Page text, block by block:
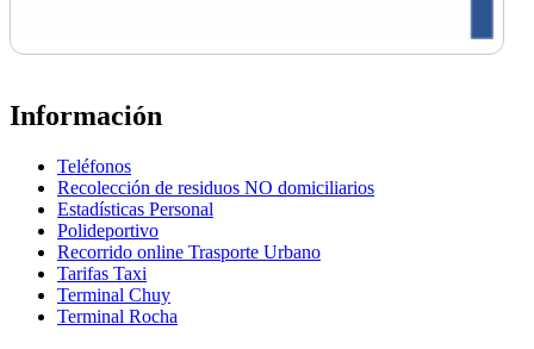
Información
Teléfonos
Recolección de residuos NO domiciliarios
Estadísticas Personal
Polideportivo
Recorrido online Trasporte Urbano
Tarifas Taxi
Terminal Chuy
Terminal Rocha